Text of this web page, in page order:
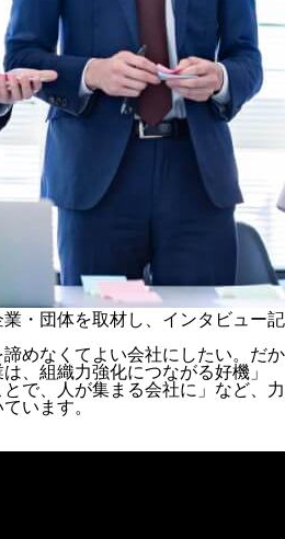
・団体を取材し、インタビュー記
諦めなくてよい会社にしたい。だか
、組織力強化につながる好機」
とで、人が集まる会社に」など、力
います。